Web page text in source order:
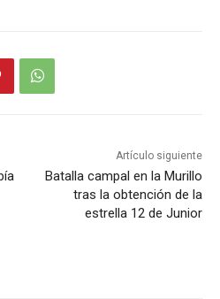
Artículo siguiente
Batalla campal en la Murillo
tras la obtención de la
estrella 12 de Junior